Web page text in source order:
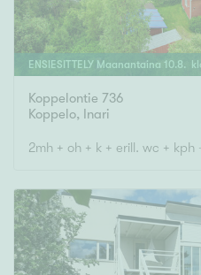
ENSIESITTELY Maanantaina 10.8.
Koppelontie 736
Koppelo, Inari
2mh + oh + k + erill. wc + kph +